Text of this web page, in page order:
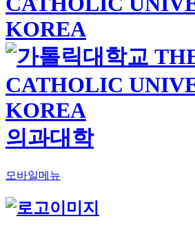
의과대학
모바일메뉴